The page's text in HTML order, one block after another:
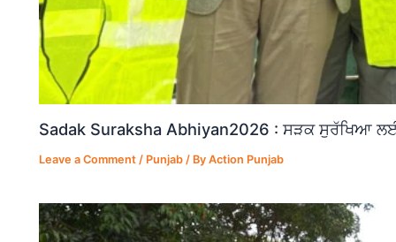
Sadak Suraksha Abhiyan2026 : ਸੜਕ ਸੁਰੱਖਿਆ
Leave a Comment / Punjab / ByAction Punjab